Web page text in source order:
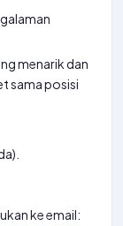
menarik dan
sama posisi
ke email: